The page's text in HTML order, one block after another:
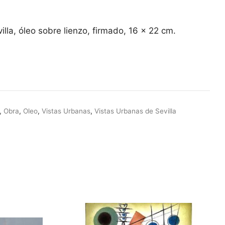
óleo sobre lienzo, firmado, 16 x 22 cm.
, Obra, Oleo,Vistas Urbanas,Vistas Urbanas de Sevilla